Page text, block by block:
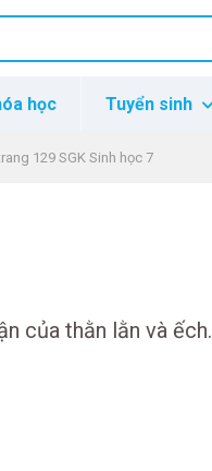
học Tuyển sinh
129 SGK Sinh học 7
của thằn lằn và ếch.